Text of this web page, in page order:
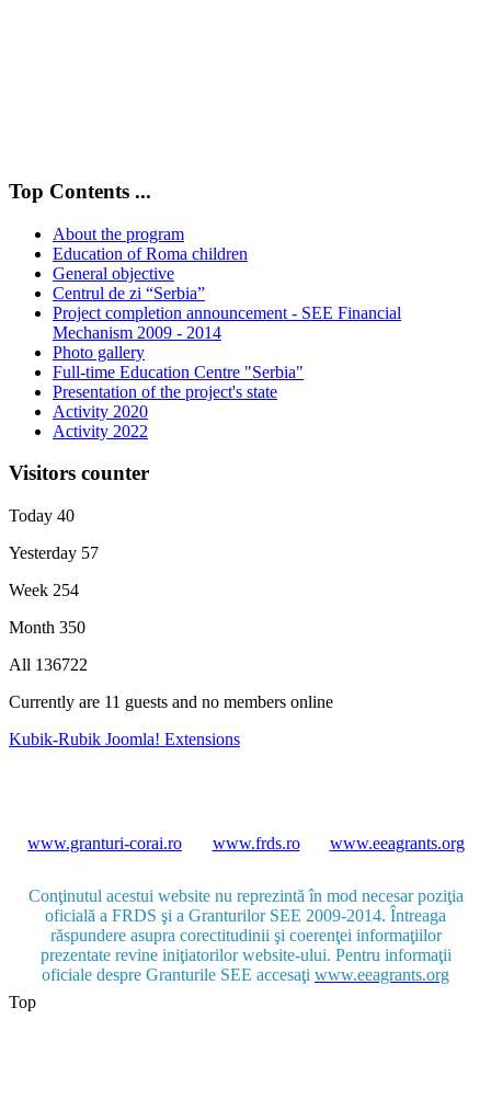
Top Contents ...
About the program
Education of Roma children
General objective
Centrul de zi “Serbia”
Project completion announcement - SEE Financial
Mechanism 2009 - 2014
Photo gallery
Full-time Education Centre "Serbia"
Presentation of the project's state
Activity 2020
Activity 2022
Visitors counter
Today 40
Yesterday 57
Week 254
Month 350
All 136722
Currently are 11 guests and no members online
Kubik-Rubik Joomla! Extensions
www.granturi-corai.ro www.frds.ro www.eeagrants.org
Conţinutul acestui website nu reprezintă în mod necesar poziţia
oficială a FRDS şi a Granturilor SEE 2009-2014. Întreaga
răspundere asupra corectitudinii şi coerenţei informaţiilor
prezentate revine iniţiatorilor website-ului. Pentru informaţii
oficiale despre Granturile SEE accesaţi www.eeagrants.org
Top